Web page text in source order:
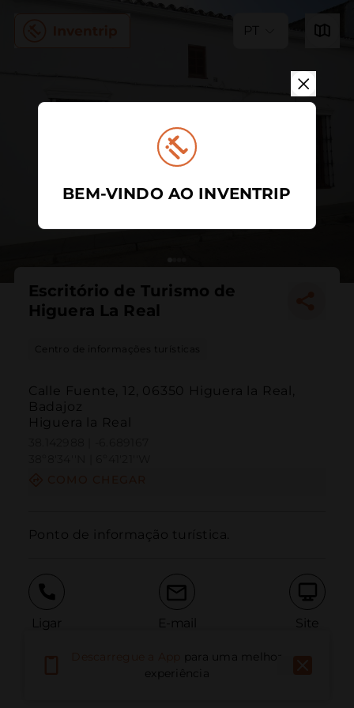
PT
Escritório de Turismo de
Higuera La Real
Centro de informações turísticas
Calle Fuente, 12, 06350 Higuera la Real,
Badajoz
Higuera la Real
Ponto de informação turística.
Ligar E-mail Site
Relatar problema
para uma melhor
experiência
BEM-VINDO AO INVENTRIP